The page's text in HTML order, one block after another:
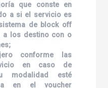
que conste en
a si el servicio es
de block off
a los destino con o
conforme las
en caso de
modalidad esté
en el voucher